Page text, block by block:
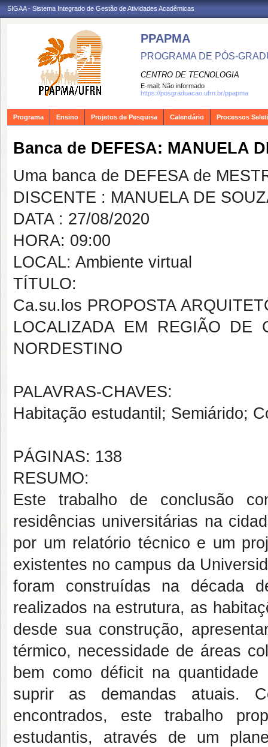
SIGAA - Sistema Integrado de Gestão de Atividades Acadêmicas
PPAPMA
PROGRAMA DE PÓS-
CENTRO DE TECNOLOGIA
E-mail: Não informado
https://posgraduacao.ufrn.br/ppapma
Programa Ensino Projetos de Pesquisa Calendário Processos
Banca de DEFESA: MANUELA
Uma banca de DEFESA de
DISCENTE : MANUELA DE
DATA : 27/08/2020
HORA: 09:00
LOCAL: Ambiente virtual
TÍTULO:
Ca.su.los PROPOSTA
LOCALIZADA EM REGIÃO DE
NORDESTINO
PALAVRAS-CHAVES:
Habitação estudantil; Semiárido;
PÁGINAS: 138
RESUMO:
Este trabalho de conclusão
residências universitárias na
por um relatório técnico e um
existentes no campus da
foram construídas na década
realizados na estrutura, as
desde sua construção,
térmico, necessidade de áreas
bem como déficit na
suprir as demandas atuais.
encontrados, este trabalho
estudantis, através de um